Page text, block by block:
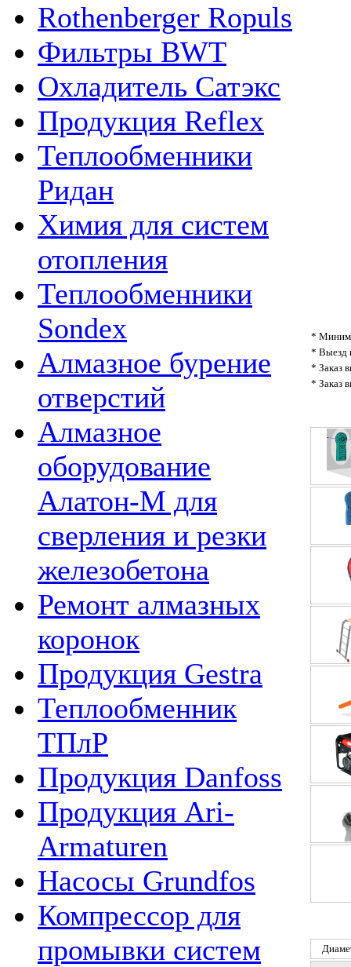
Rothenberger Ropuls
Фильтры BWT
Охладитель Сатэкс
Продукция Reflex
Теплообменники
Ридан
Химия для систем
отопления
Теплообменники
Sondex
Алмазное бурение
отверстий
Алмазное
оборудование
Алатон-М для
сверления и резки
железобетона
Ремонт алмазных
коронок
Продукция Gestra
Теплообменник
ТПлР
Продукция Danfoss
Продукция Ari-
Armaturen
Насосы Grundfos
Компрессор для
промывки систем
*
* Выезд
* Заказ
* Заказ